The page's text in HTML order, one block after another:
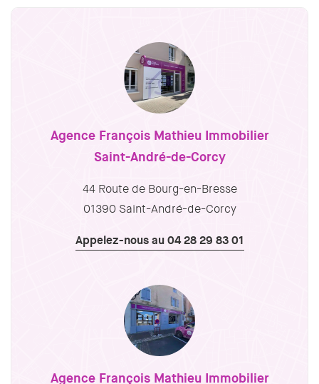
Agence François Mathieu Immobilier
Saint-André-de-Corcy
44 Route de Bourg-en-Bresse
01390 Saint-André-de-Corcy
Appelez-nous au 04 28 29 83 01
Agence François Mathieu Immobilier